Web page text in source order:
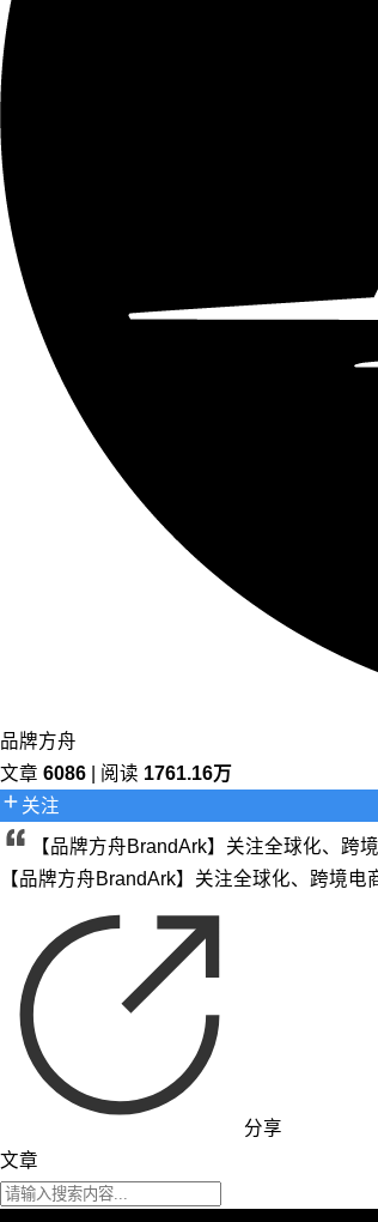
品牌方舟
文章 6086 | 阅读 1761.16万
关注
【品牌方舟BrandArk】关注全球化、跨
【品牌方舟BrandArk】关注全球化、跨境
分享
文章